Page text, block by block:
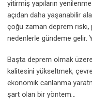
yitirmiş yapıların
açıdan daha yaşanabilir
çoğu zaman deprem riski,
nedenlerle gündeme gelir.
Başta deprem olmak
kalitesini yükseltmek,
ekonomik canlanma
şart olan bir yöntem…